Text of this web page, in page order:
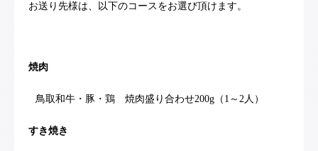
お送り先様は、以下のコースをお選び頂けます。
焼肉
鳥取和牛・豚・鶏 焼肉盛り合わせ200g（1～2人）
すき焼き